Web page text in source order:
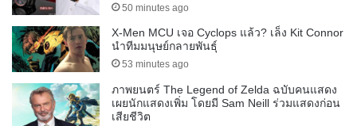
50 minutes ago
X-Men MCU เจอ Cyclops แล้ว? เล็ง Kit Connor
นำทีมมนุษย์กลายพันธุ์
53 minutes ago
ภาพยนตร์ The Legend of Zelda ฉบับคนแสดง
เผยนักแสดงเพิ่ม โดยมี Sam Neill ร่วมแสดงก่อน
เสียชีวิต